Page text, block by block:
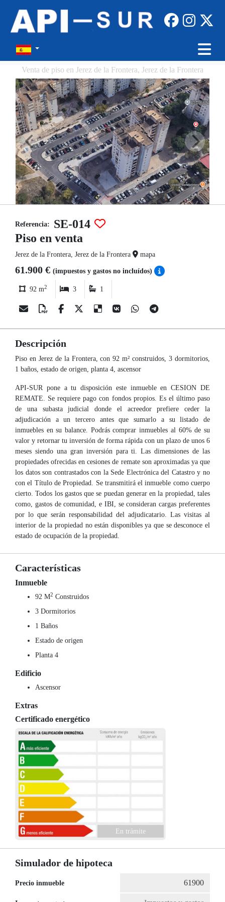
Venta de piso en Jerez de la Frontera, Jerez de la Frontera
Referencia:
SE-014
Piso en venta
Jerez de la Frontera, Jerez de la Frontera mapa
61.900 € (impuestos y gastos no incluídos)
92 m2 3 1
Descripción
Piso en Jerez de la Frontera, con 92 m² construidos, 3 dormitorios,
1 baños, estado de origen, planta 4, ascensor
API-SUR pone a tu disposición este inmueble en CESION DE
REMATE. Se requiere pago con fondos propios. Es el último paso
de una subasta judicial donde el acreedor prefiere ceder la
adjudicación a un tercero antes que sumarlo a su listado de
inmuebles en su balance. Podrás comprar inmuebles al 60% de su
valor y retornar tu inversión de forma rápida con un plazo de unos 6
meses siendo una gran inversión para ti. Las dimensiones de las
propiedades ofrecidas en cesiones de remate son aproximadas ya que
los datos son contrastados con la Sede Electrónica del Catastro y no
con el Título de Propiedad. Se transmitirá el inmueble como cuerpo
cierto. Todos los gastos que se puedan generar en la propiedad, tales
como, gastos de comunidad, e IBI, se consideran cargas preferentes
por lo que serán responsabilidad del adjudicatario. Las visitas al
interior de la propiedad no están disponibles ya que se desconoce el
estado de ocupación de la propiedad.
Características
Inmueble
92 M2 Construidos
3 Dormitorios
1 Baños
Estado de origen
Planta 4
Edificio
Ascensor
Extras
Certificado energético
En trámite
Simulador de hipoteca
Precio inmueble